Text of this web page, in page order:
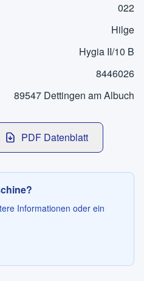
022
Hilge
Hygia II/10 B
8446026
89547 Dettingen am Albuch
PDF Datenblatt
Informationen oder ein